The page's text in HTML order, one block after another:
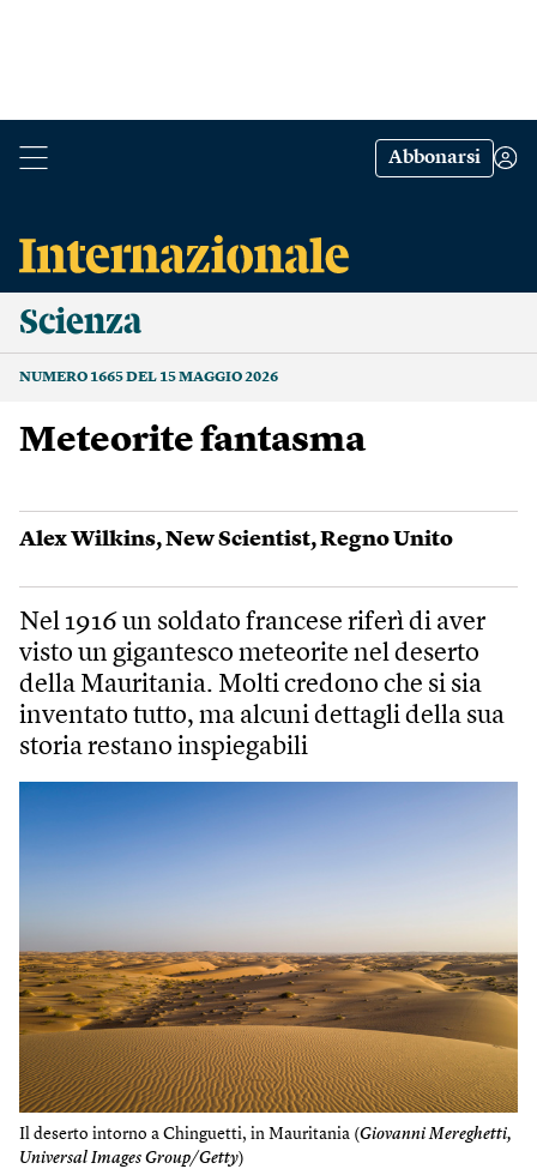
Abbonarsi
Scienza
NUMERO 1665 DEL 15 MAGGIO 2026
Meteorite fantasma
Alex Wilkins,New Scientist,Regno Unito
Nel 1916 un soldato francese riferì di aver
visto un gigantesco meteorite nel deserto
della Mauritania. Molti credono che si sia
inventato tutto, ma alcuni dettagli della sua
storia restano inspiegabili
Il deserto intorno a Chinguetti, in Mauritania (Giovanni Mereghetti,
Universal Images Group/Getty)